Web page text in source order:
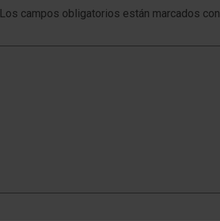
Los campos obligatorios están marcados con